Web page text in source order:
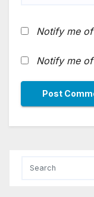
Notify me
Notify me